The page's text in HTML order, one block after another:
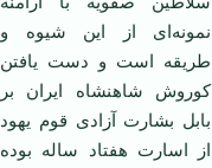
نمونه‌ای از این شیوه و
طریقه است و دست یافتن
کوروش شاهنشاه ایران بر
بابل بشارت آزادی قوم یهود
از اسارت هفتاد ساله بوده